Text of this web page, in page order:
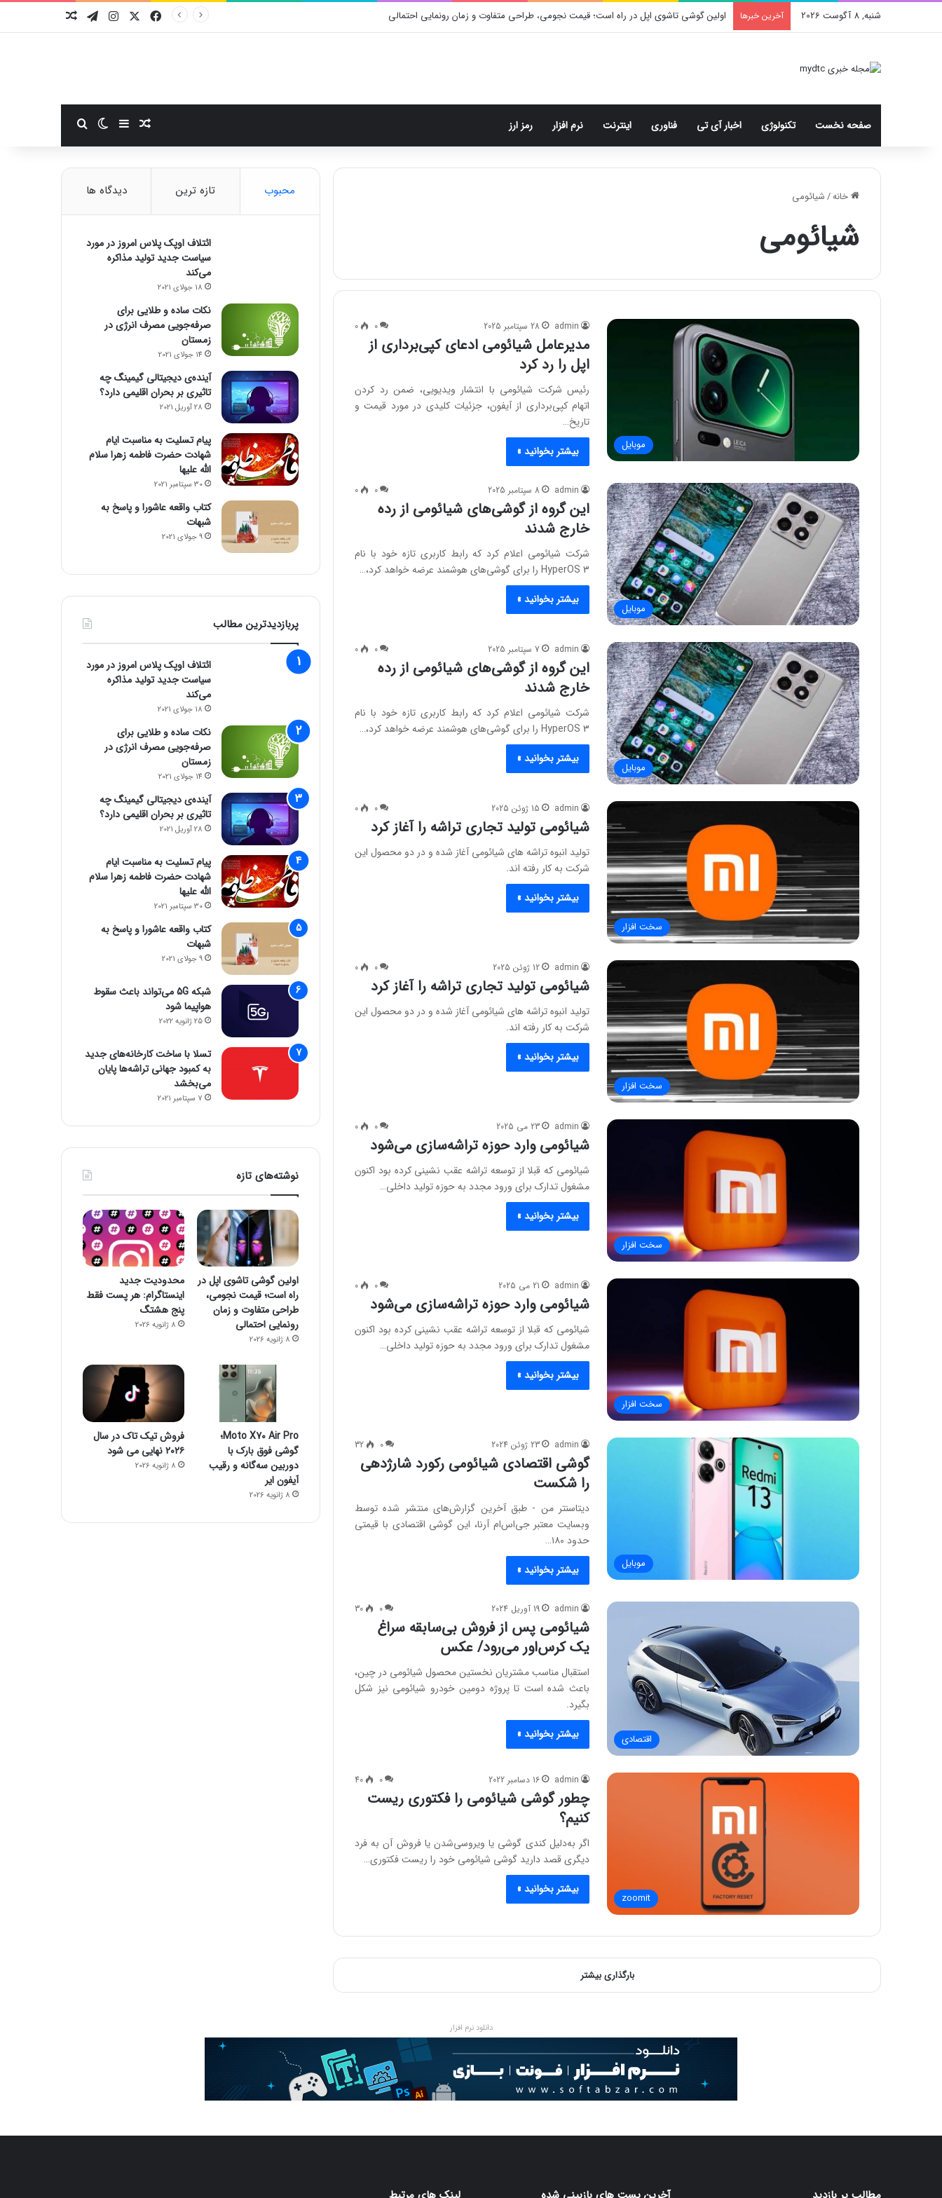
شنبه, 8 آگوست 2026 آخرین خبرها اولین گوشی تاشوی اپل در راه است؛ قیمت نجومی، طراحی متفاوت و زمان رونمایی احتمالی فیسبوکایکس اینستاگرام
تلگرام
صفحه نخست تکنولوژی اخبار آی تی فناوری اینترنت نرم افزار رمز ارز نوشته تصادفی
سایدبارتغییر پوسته
خانه/شیائومی
شیائومی
موبایل
admin 28 سپتامبر 2025 0
0
مدیرعامل شیائومی ادعای کپی‌برداری از
اپل را رد کرد
رئیس شرکت شیائومی با انتشار ویدیویی، ضمن رد کردن
اتهام کپی‌برداری از آیفون، جزئیات کلیدی در مورد قیمت و
تاریخ…
بیشتر بخوانید »
موبایل
admin 8 سپتامبر 2025 0
0
این گروه از گوشی‌های شیائومی از رده
خارج شدند
شرکت شیائومی اعلام کرد که رابط کاربری تازه خود با نام
HyperOS 3 را برای گوشی‌های هوشمند عرضه خواهد کرد،…
بیشتر بخوانید »
موبایل
admin 7 سپتامبر 2025 0
0
این گروه از گوشی‌های شیائومی از رده
خارج شدند
شرکت شیائومی اعلام کرد که رابط کاربری تازه خود با نام
HyperOS 3 را برای گوشی‌های هوشمند عرضه خواهد کرد،…
بیشتر بخوانید »
سخت افزار
admin 15 ژوئن 2025 0
0
شیائومی تولید تجاری تراشه را آغاز کرد
تولید انبوه تراشه های شیائومی آغاز شده و در دو محصول این
شرکت به کار رفته اند.
بیشتر بخوانید »
سخت افزار
admin 12 ژوئن 2025 0
0
شیائومی تولید تجاری تراشه را آغاز کرد
تولید انبوه تراشه های شیائومی آغاز شده و در دو محصول این
شرکت به کار رفته اند.
بیشتر بخوانید »
سخت افزار
admin 23 می 2025 0
0
شیائومی وارد حوزه تراشه‌سازی می‌شود
شیائومی که قبلا از توسعه تراشه عقب نشینی کرده بود اکنون
مشغول تدارک برای ورود مجدد به حوزه تولید داخلی…
بیشتر بخوانید »
سخت افزار
admin 21 می 2025 0
0
شیائومی وارد حوزه تراشه‌سازی می‌شود
شیائومی که قبلا از توسعه تراشه عقب نشینی کرده بود اکنون
مشغول تدارک برای ورود مجدد به حوزه تولید داخلی…
بیشتر بخوانید »
موبایل
admin 23 ژوئن 2024 0
32
گوشی اقتصادی شیائومی رکورد شارژدهی
را شکست
دیتاسنتر من - طبق آخرین گزارش‌های منتشر شده توسط
وبسایت معتبر جی‌اس‌ام آرنا، این گوشی اقتصادی با قیمتی
حدود ۱۸۰…
بیشتر بخوانید »
اقتصادی
admin 19 آوریل 2024 0
30
شیائومی پس از فروش بی‌سابقه سراغ
یک کرس‌اور می‌رود/ عکس
استقبال مناسب مشتریان نخستین محصول شیائومی در چین،
باعث شده است تا پروژه دومین خودرو شیائومی نیز شکل
بگیرد.
بیشتر بخوانید »
zoomit
admin 16 دسامبر 2022 0
40
چطور گوشی شیائومی را فکتوری ریست
کنیم؟
اگر به‌دلیل کندی گوشی یا ویروسی‌شدن یا فروش آن به فرد
دیگری قصد دارید گوشی شیائومی خود را ریست فکتوری…
بیشتر بخوانید »
بارگذاری بیشتر
محبوب تازه ترین دیدگاه ها
ائتلاف اوپک پلاس امروز در مورد
سیاست جدید تولید مذاکره
می‌کند
18 جولای 2021
نکات ساده و طلایی برای
صرفه‌جویی مصرف انرژی در
زمستان
14 جولای 2021
آینده‌ی دیجیتالی گیمینگ چه
تاثیری بر بحران اقلیمی دارد؟
28 آوریل 2021
پیام تسلیت به مناسبت ایام
شهادت حضرت فاطمه زهرا سلام
الله علیها
30 سپتامبر 2021
کتاب واقعه عاشورا و پاسخ به
شبهات
9 جولای 2021
پربازدیدترین مطالب
ائتلاف اوپک پلاس امروز در مورد
سیاست جدید تولید مذاکره
می‌کند
18 جولای 2021
نکات ساده و طلایی برای
صرفه‌جویی مصرف انرژی در
زمستان
14 جولای 2021
آینده‌ی دیجیتالی گیمینگ چه
تاثیری بر بحران اقلیمی دارد؟
28 آوریل 2021
پیام تسلیت به مناسبت ایام
شهادت حضرت فاطمه زهرا سلام
الله علیها
30 سپتامبر 2021
کتاب واقعه عاشورا و پاسخ به
شبهات
9 جولای 2021
شبکه 5G می‌تواند باعث سقوط
هواپیما شود
25 ژانویه 2022
تسلا با ساخت کارخانه‌های جدید
به کمبود جهانی تراشه‌ها پایان
می‌بخشد
7 سپتامبر 2021
نوشته‌های تازه
اولین گوشی تاشوی اپل در
راه است؛ قیمت نجومی،
طراحی متفاوت و زمان
رونمایی احتمالی
8 ژانویه 2026
محدودیت جدید
اینستاگرام: هر پست فقط
پنج هشتگ
8 ژانویه 2026
Moto X70 Air Pro؛
گوشی فوق بارک با
دوربین سه‌گانه و رقیب
آیفون ایر
8 ژانویه 2026
فروش تیک تاک در سال
۲۰۲۶ نهایی می شود
8 ژانویه 2026
دانلود نرم افزار